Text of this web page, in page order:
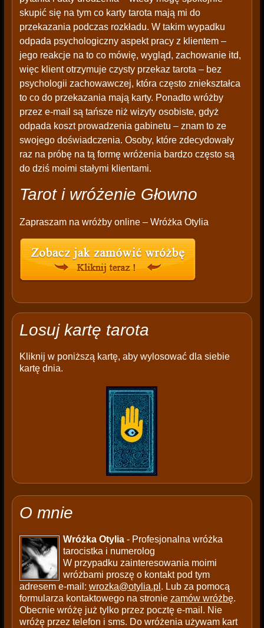
skupić się na tym co karty tarota mają mi do
przekazania podczas rozkładu. W takim wypadku
odpada psychologiczny aspekt pracy z klientem –
jego reakcje na to co mówię, wygląd, zachowanie itd,
więc klient otrzymuje czysty przekaz tarota – bez
psychologii zachowawczej, która często zniekształca
to co do przekazania mają karty. Ponadto wróżby
przez e-mail są tańsze niż wizyty osobiste, gdyż
odpada koszt prowadzenia gabinetu – znam to ze
swojego doświadczenia. Osoby, które zdecydowały
raz na próbę na tą formę wróżenia bardzo często są
do dziś moimi stałymi klientami.
Tarot i wróżenie Głowno
Zapraszam na wróżby online – Wróżka Otylia
Losuj kartę tarota
Kliknij w poniższą kartę, aby wylosować dla siebie
kartę dnia.
O mnie
Wróżka Otylia- Profesjonalna wróżka
tarocistka i numerolog
W przypadku zainteresowania moimi
wróżbami proszę o kontakt pod tym
adresem e-mail: wrozka@otylia.pl . Lub za pomocą
formularza kontaktowego na stronie zamów wróżbę.
Obecnie wróżę już tylko przez pocztę e-mail. Nie
wróżę przez telefon i sms. Do wróżenia używam kart